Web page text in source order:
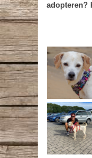
adopteren?